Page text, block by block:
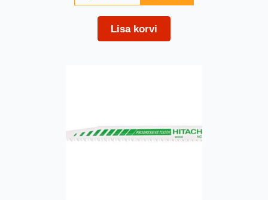
Lisa korvi